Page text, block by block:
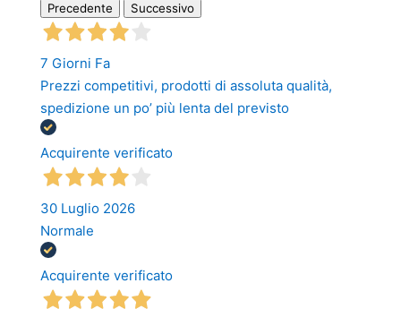
Precedente Successivo
7 Giorni Fa
Prezzi competitivi, prodotti di assoluta qualità,
spedizione un po’ più lenta del previsto
Acquirente verificato
30 Luglio 2026
Normale
Acquirente verificato